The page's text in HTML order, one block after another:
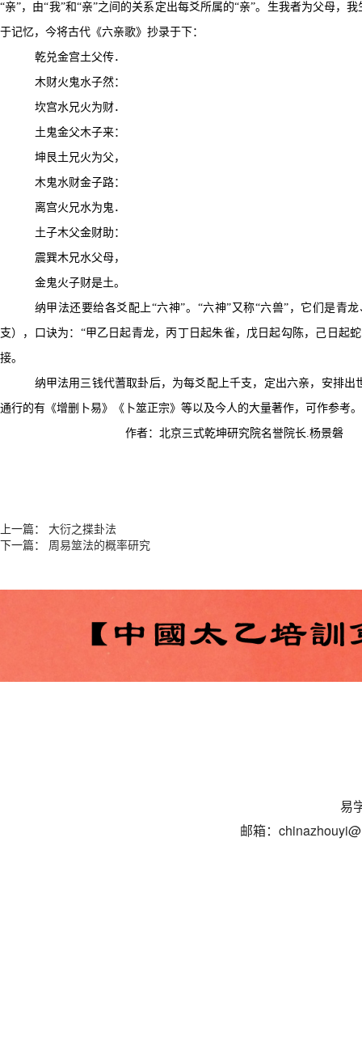
“亲”，由“我”和“亲”之间的关系定出每爻所属的“亲”。生我者为父母
于记忆，今将古代《六亲歌》抄录于下：
乾兑金宫土父传．
木财火鬼水子然：
坎宫水兄火为财．
土鬼金父木子来：
坤艮土兄火为父，
木鬼水财金子路：
离宫火兄水为鬼．
土子木父金财助：
震巽木兄水父母，
金鬼火子财是土。
纳甲法还要给各爻配上“六神”。 “六神”又称“六兽”，它们是青
支），口诀为： “甲乙日起青龙，丙丁日起朱雀，戊日起勾陈，己日起
接。
纳甲法用三钱代蓍取卦后，为每爻配上千支，定出六亲，安排
通行的有《增删卜易》 《 卜筮正宗》等以及今人的大量著作，可作参考。
作者：北京三式乾坤研究院名誉院长.杨景磐
上一篇： 大衍之揲卦法
下一篇： 周易筮法的概率研究
易
邮箱：